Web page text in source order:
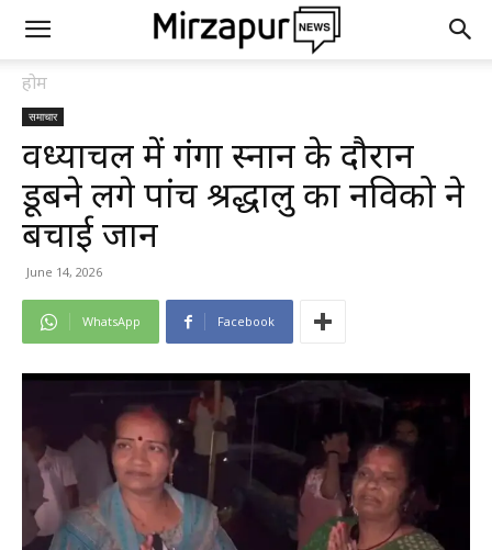
होम
समाचार
विंध्याचल में गंगा स्नान के दौरान
डूबने लगे पांच श्रद्धालु का नविको ने
बचाई जान
June 14, 2026
WhatsApp Facebook